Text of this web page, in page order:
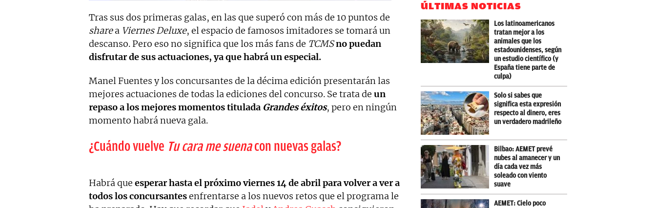
Tras sus dos primeras galas, en las que superó con más de 10 puntos de
sharea Viernes Deluxe, el espacio de famosos imitadores se tomará un
descanso. Pero eso no significa que los más fans de TCMSno puedan
disfrutar de sus actuaciones, ya que habrá un especial.
Manel Fuentes y los concursantes de la décima edición presentarán las
mejores actuaciones de todas la ediciones del concurso. Se trata de un
repaso a los mejores momentos titulada Grandes éxitos, pero en ningún
momento habrá nueva gala.
¿Cuándo vuelve Tu cara me suenacon nuevas galas?
Habrá que esperar hasta el próximo viernes 14 de abril para volver a ver a
todos los concursantesenfrentarse a los nuevos retos que el programa le
ÚLTIMAS NOTICIAS
Los latinoamericanos
tratan mejor a los
animales que los
estadounidenses, según
un estudio científico (y
España tiene parte de
culpa)
Solo si sabes que
significa esta expresión
respecto al dinero, eres
un verdadero madrileño
Bilbao: AEMET prevé
nubes al amanecer y un
día cada vez más
soleado con viento
suave
AEMET: Cielo poco